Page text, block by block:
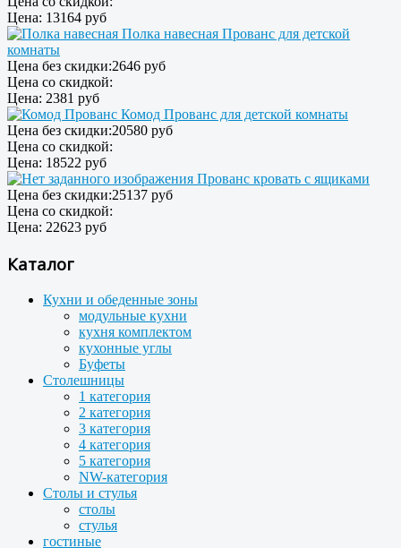
Цена: 13164 руб
Полка навесная Прованс для детской
комнаты
Цена без скидки:2646 руб
Цена со скидкой:
Цена: 2381 руб
Комод Прованс для детской комнаты
Цена без скидки:20580 руб
Цена со скидкой:
Цена: 18522 руб
Прованс кровать с ящиками
Цена без скидки:25137 руб
Цена со скидкой:
Цена: 22623 руб
Каталог
Кухни и обеденные зоны
модульные кухни
кухня комплектом
кухонные углы
Буфеты
Столешницы
1 категория
2 категория
3 категория
4 категория
5 категория
NW-категория
Столы и стулья
столы
стулья
гостиные